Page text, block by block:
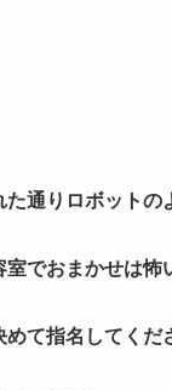
通りロボットの
でおまかせは怖
て指名してくだ